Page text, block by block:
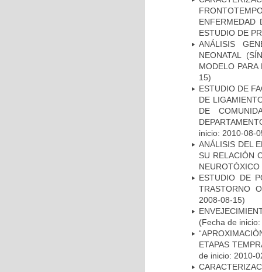
ENFERMEDAD
ESTUDIO DE
ANÁLISIS
NEONATAL
MODELO
15)
ESTUDIO DE
DE
DE
inicio: 2010-08-
ANÁLISIS DEL
SU RELACIÓN
NEUROTÓXICO
ESTUDIO DE
TRASTORNO
2008-08-15)
(Fecha de
ETAPAS
de inicio: 2010-